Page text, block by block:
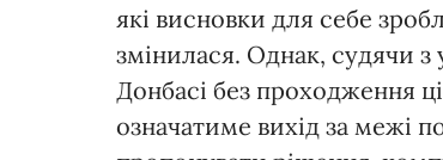
які висновки для себе
змінилася. Однак, судячи з
Донбасі без проходження
означатиме вихід за межі